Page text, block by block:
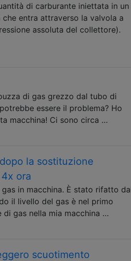
di carburante iniettata in un
entra attraverso la valvola a
assoluta del collettore).
di gas grezzo dal tubo di
essere il problema? Ho
macchina! Ci sono circa …
la sostituzione
ora
in macchina. È stato rifatto
il livello del gas è nel primo
gas nella mia macchina …
scuotimento